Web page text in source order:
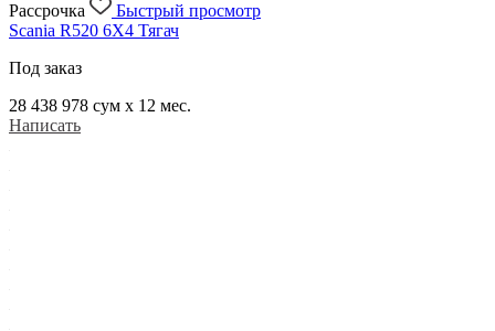
Рассрочка
Быстрый просмотр
Scania R520 6X4 Тягач
Под заказ
28 438 978 сум x 12 мес.
Написать